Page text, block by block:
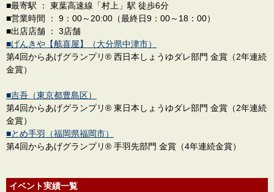
■最寄駅 ： 東葉高速線「村上」駅 徒歩6分
■営業時間 ： 9：00～20:00（最終日9：00～18：00）
■出店店舗 ： 3店舗
■げんきや【舷喜屋】（大分県中津市）
第4回からあげグランプリ® 西日本しょうゆダレ部門 金賞（2年連続
金賞）
■吉吾（東京都豊島区）
第4回からあげグランプリ® 東日本しょうゆダレ部門 金賞（2年連続
金賞）
■とめ手羽（福岡県福岡市）
第4回からあげグランプリ® 手羽先部門 金賞（4年連続金賞）
イベント実績一覧